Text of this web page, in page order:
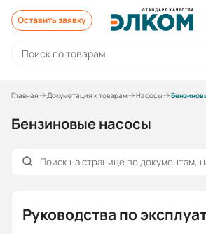
Оставить заявку
Главная Докуметация к товарам Насосы
Бензиновые насосы
Руководства по